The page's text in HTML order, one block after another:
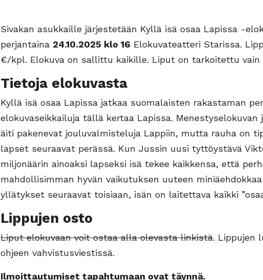
Sivakan asukkaille järjestetään Kyllä isä osaa Lapissa -
perjantaina 24.10.2025 klo 16 Elokuvateatteri Starissa.
€/kpl. Elokuva on sallittu kaikille. Liput on tarkoitettu vain
Tietoja elokuvasta
Kyllä isä osaa Lapissa jatkaa suomalaisten rakastaman
elokuvaseikkailuja tällä kertaa Lapissa. Menestyselokuvan
äiti pakenevat jouluvalmisteluja Lappiin, mutta rauha on
lapset seuraavat perässä. Kun Jussin uusi tyttöystävä
miljonäärin ainoaksi lapseksi isä tekee kaikkensa, että
mahdollisimman hyvän vaikutuksen uuteen
yllätykset seuraavat toisiaan, isän on laitettava kaikki
Lippujen osto
Liput elokuvaan voit ostaa alla olevasta linkistä. Lippujen
ohjeen vahvistusviestissä.
Ilmoittautumiset tapahtumaan ovat täynnä.